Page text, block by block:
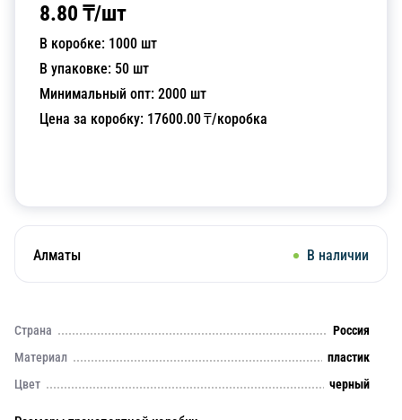
8.80 ₸/шт
В коробке: 1000 шт
В упаковке: 50 шт
Минимальный опт: 2000 шт
Цена за коробку: 17600.00₸/коробка
Алматы В наличии
Страна
Россия
Материал
пластик
Цвет
черный